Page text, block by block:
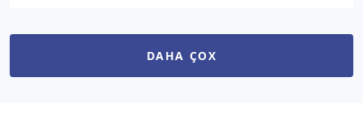
DAHA ÇOX